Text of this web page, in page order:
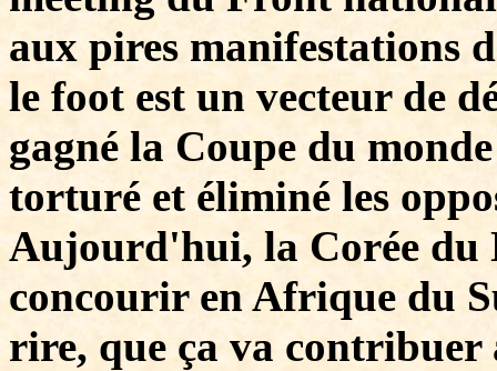
aux pires manifestations
le foot est un vecteur de
gagné la Coupe du
torturé et éliminé les
Aujourd'hui, la Corée du
concourir en Afrique du
rire, que ça va